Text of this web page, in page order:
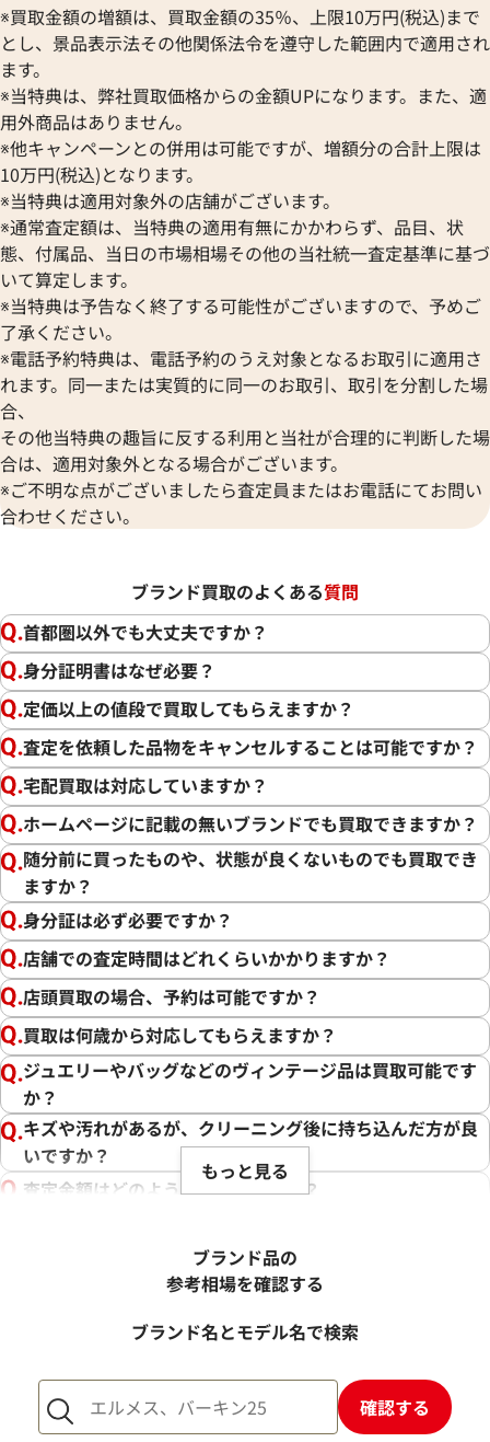
※買取金額の増額は、買取金額の35％、上限10万円(税込)まで
とし、景品表示法その他関係法令を遵守した範囲内で適用され
ます。
※当特典は、弊社買取価格からの金額UPになります。また、適
用外商品はありません。
※他キャンペーンとの併用は可能ですが、増額分の合計上限は
10万円(税込)となります。
※当特典は適用対象外の店舗がございます。
※通常査定額は、当特典の適用有無にかかわらず、品目、状
態、付属品、当日の市場相場その他の当社統一査定基準に基づ
いて算定します。
※当特典は予告なく終了する可能性がございますので、予めご
了承ください。
※電話予約特典は、電話予約のうえ対象となるお取引に適用さ
れます。同一または実質的に同一のお取引、取引を分割した場
合、
その他当特典の趣旨に反する利用と当社が合理的に判断した場
合は、適用対象外となる場合がございます。
※ご不明な点がございましたら査定員またはお電話にてお問い
合わせください。
ブランド買取のよくある質問
首都圏以外でも大丈夫ですか？
身分証明書はなぜ必要？
定価以上の値段で買取してもらえますか？
査定を依頼した品物をキャンセルすることは可能ですか？
宅配買取は対応していますか？
ホームページに記載の無いブランドでも買取できますか？
随分前に買ったものや、状態が良くないものでも買取でき
ますか？
身分証は必ず必要ですか？
店舗での査定時間はどれくらいかかりますか？
店頭買取の場合、予約は可能ですか？
買取は何歳から対応してもらえますか？
ジュエリーやバッグなどのヴィンテージ品は買取可能です
か？
キズや汚れがあるが、クリーニング後に持ち込んだ方が良
いですか？
査定金額はどのように決まりますか？
売却するか悩んでいるのですが、査定だけお願いできます
1点からでも査定できますか？
もっと見る
ブランド品の
参考相場を確認する
ブランド名とモデル名で検索
確認する